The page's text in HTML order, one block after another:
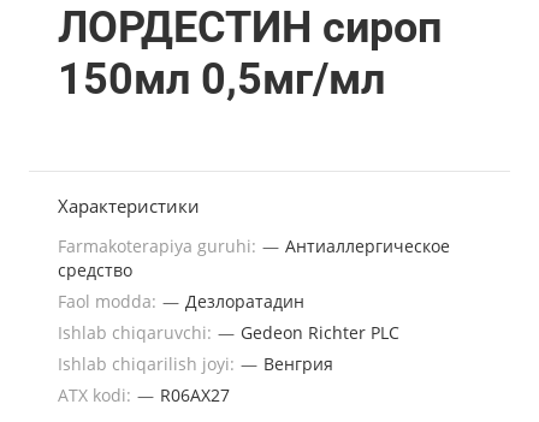
ЛОРДЕСТИН сироп
150мл 0,5мг/мл
Характеристики
Farmakoterapiya guruhi: — Антиаллергическое
средство
Faol modda: — Дезлоратадин
Ishlab chiqaruvchi: — Gedeon Richter PLC
Ishlab chiqarilish joyi: — Венгрия
ATX kodi: — R06AX27